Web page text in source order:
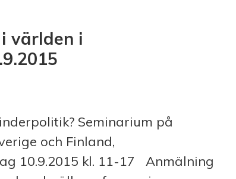
världen i
Seminarium på
och Finland,
10.9.2015 kl. 11-17 Anmälning